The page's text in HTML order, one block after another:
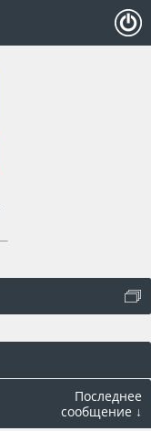
Последнее
сообщение ↓
оват